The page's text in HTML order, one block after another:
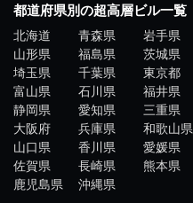
都道府県別の超高層ビル一覧
北海道 青森県 岩手県
山形県
福島県 茨城県
埼玉県
千葉県 東京都
富山県
石川県 福井県
静岡県
愛知県 三重県
大阪府
兵庫県 和歌山県
山口県
香川県 愛媛県
佐賀県
長崎県 熊本県
鹿児島県
沖縄県